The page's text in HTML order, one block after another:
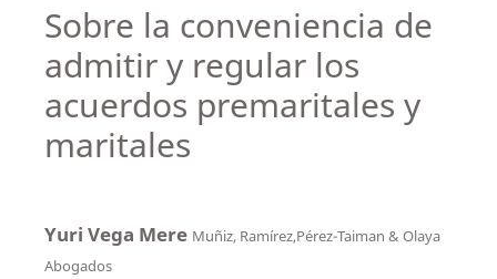
Sobre la conveniencia de
admitir y regular los
acuerdos premaritales y
maritales
Yuri Vega Mere Muñiz, Ramírez,Pérez-Taiman & Olaya
Abogados